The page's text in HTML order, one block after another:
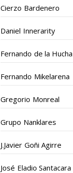
Cierzo Bardenero
Daniel Innerarity
Fernando de la Hucha
Fernando Mikelarena
Gregorio Monreal
Grupo Nanklares
J.Javier Goñi Agirre
José Eladio Santacara